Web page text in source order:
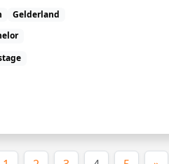
Gelderland